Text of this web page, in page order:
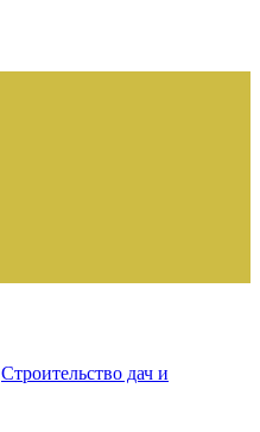
Строительство дач и